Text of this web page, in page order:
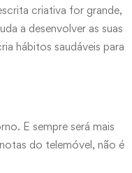
criativa for grande,
a desenvolver as suas
hábitos saudáveis para
E sempre será mais
do telemóvel, não é